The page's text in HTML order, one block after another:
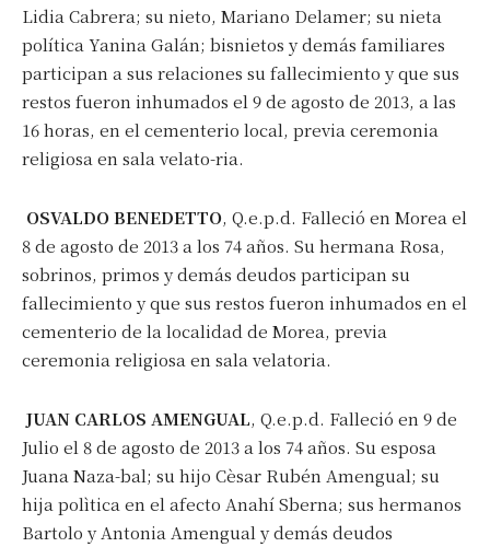
Lidia Cabrera; su nieto, Mariano Delamer; su nieta
política Yanina Galán; bisnietos y demás familiares
participan a sus relaciones su fallecimiento y que sus
restos fueron inhumados el 9 de agosto de 2013, a las
16 horas, en el cementerio local, previa ceremonia
religiosa en sala velato-ria.
OSVALDO BENEDETTO, Q.e.p.d. Falleció en Morea el
8 de agosto de 2013 a los 74 años. Su hermana Rosa,
sobrinos, primos y demás deudos participan su
fallecimiento y que sus restos fueron inhumados en el
cementerio de la localidad de Morea, previa
ceremonia religiosa en sala velatoria.
JUAN CARLOS AMENGUAL, Q.e.p.d. Falleció en 9 de
Julio el 8 de agosto de 2013 a los 74 años. Su esposa
Juana Naza-bal; su hijo Cèsar Rubén Amengual; su
hija polìtica en el afecto Anahí Sberna; sus hermanos
Bartolo y Antonia Amengual y demás deudos